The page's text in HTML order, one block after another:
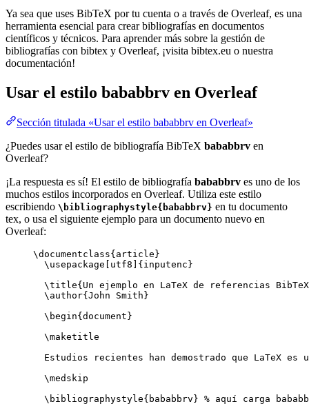
Ya sea que uses BibTeX por tu cuenta o a través de Overleaf, es una
herramienta esencial para crear bibliografías en documentos
científicos y técnicos. Para aprender más sobre la gestión de
bibliografías con bibtex y Overleaf, ¡visita bibtex.eu o nuestra
documentación!
Usar el estilo bababbrv en Overleaf
Sección titulada «Usar el estilo bababbrv en Overleaf»
¿Puedes usar el estilo de bibliografía BibTeX bababbrv en
Overleaf?
¡La respuesta es sí! El estilo de bibliografía bababbrv es uno de los
muchos estilos incorporados en Overleaf. Utiliza este estilo
escribiendo \bibliographystyle{bababbrv} en tu documento
tex, o usa el siguiente ejemplo para un documento nuevo en
Overleaf:
\documentclass{ article }
\usepackage
utf8 ]{ inputenc }
\title{Un ejemplo en LaTeX de referencias
\author{John Smith}
\begin{ document }
\maketitle
Estudios recientes han demostrado que LaTeX
\medskip
\bibliographystyle{bababbrv} % aquí carga